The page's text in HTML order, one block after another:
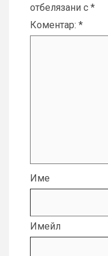
отбелязани с *
Коментар: *
Име
Имейл